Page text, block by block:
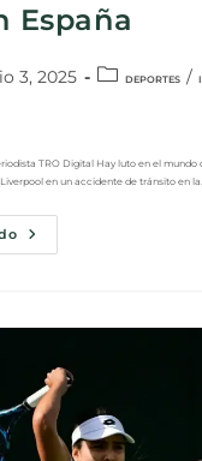
España
3, 2025 DEPORTES /
TRO Digital Hay luto en el
en un accidente de tránsito en la…